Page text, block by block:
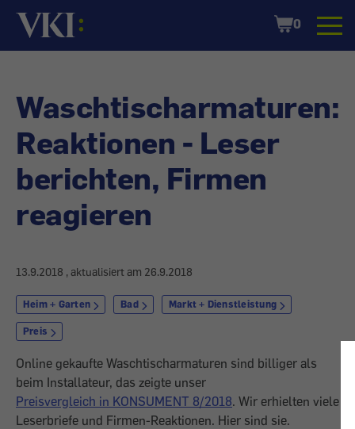
Startseite
Shopping
Cart
0
Waschtischarmaturen:
Reaktionen - Leser
berichten, Firmen
reagieren
13.9.2018 , aktualisiert am 26.9.2018
Heim + Garten Bad Markt + Dienstleistung
Preis
Online gekaufte Waschtischarmaturen sind billiger als
beim Installateur, das zeigte unser
Preisvergleich in KONSUMENT 8/2018. Wir erhielten viele
Leserbriefe und Firmen-Reaktionen. Hier sind sie.